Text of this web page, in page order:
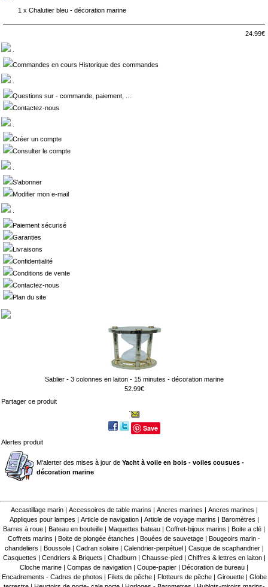
1 x Chalutier bleu - décoration marine
24.99€
Commandes en cours Historique des commandes
Questions sur - commande, paiement, ...
Contactez-nous
Créer un compte
Consulter le compte
S'abonner
Modifier mon e-mail
Paiement sécurisé
Garanties
Livraisons
Confidentialité
Conditions de vente
Contactez-nous
Plan du site
Sablier - 3 colonnes en laiton - 15 minutes - décoration marine
52.99€
Partager ce produit
Save
Alertes produit
M'alerter des mises à jour de Yacht à voile en bois - voiles cousues -
décoration marine
Accastillage marin| Accessoires de table marins Ancres marines Ancres marines
Appliques pour lampes
Article de navigation| Article de voyage marins Baromètres
Barres à roue
Bateau en bouteille Maquettes bateau Coffret-bijoux marins Boite a clé
Coffrets marins
Boite de plongée étanches Bouées de sauvetage
Bougeoirs marin -
chandeliers
Boussole| Cadran solaire| Calendrier-perpétuel Casque de scaphandrier|
Casquettes
Cendriers & Briquets Chadburn| Chausse-pied Chiffres & lettres en laiton|
Cloche marine
Compas de navigation Coupe-papier Décoration de bureau
Encadrements - Cadres de photos
Filets de pêche| Flotteurs de pêche| Girouette| Globe